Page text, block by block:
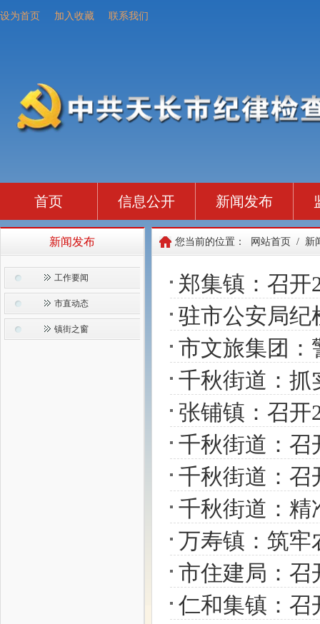
设为首页 加入收藏 联系我们
首页 信息公开 新闻发布
新闻发布
工作要闻
市直动态
镇街之窗
您当前的位置： 网站首页 / 新
郑集镇：召开
驻市公安局纪
市文旅集团：
千秋街道：抓
张铺镇：召开
千秋街道：召
千秋街道：召
千秋街道：精准
万寿镇：筑牢
市住建局：召
仁和集镇：召